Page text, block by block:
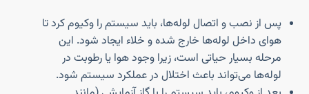
پس از نصب و اتصال لوله‌ها، باید سیستم را وکیوم کرد تا
هوای داخل لوله‌ها خارج شده و خلاء ایجاد شود. این
مرحله بسیار حیاتی است، زیرا وجود هوا یا رطوبت در
لوله‌ها می‌تواند باعث اختلال در عملکرد سیستم شود.